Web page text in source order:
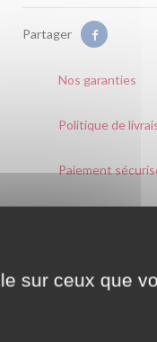
Partager
Nos garanties
Politique de
Paiement
sur ceux que